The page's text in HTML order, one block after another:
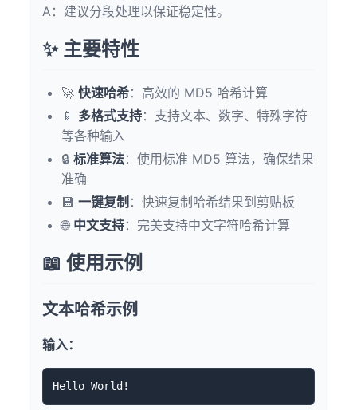
A：建议分段处理以保证稳定性。
✨ 主要特性
🚀 快速哈希：高效的 MD5 哈希计算
📱 多格式支持：支持文本、数字、特殊字符
等各种输入
🔒 标准算法：使用标准 MD5 算法，确保结果
准确
💾 一键复制 ：快速复制哈希结果到剪贴板
🌐 中文支持：完美支持中文字符哈希计算
📖 使用示例
文本哈希示例
输入：